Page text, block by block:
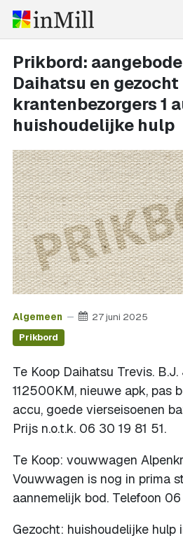
Prikbord:
Daihatsu en gezocht
krantenbezorgers 1
huishoudelijke hulp
Algemeen 27 juni 2025
Prikbord
Te Koop Daihatsu Trevis.
112500KM, nieuwe apk, pas
accu, goede vierseisoenen
Prijs n.o.t.k. 06 30 19 81 51.
Te Koop: vouwwagen
Vouwwagen is nog in prima
aannemelijk bod. Telefoon
Gezocht: huishoudelijke hulp